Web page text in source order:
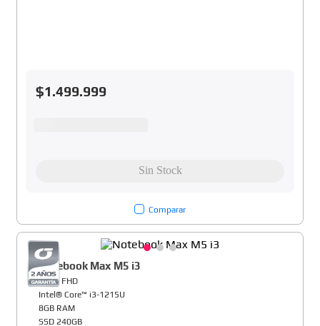
$1.499.999
Comparar
Notebook Max M5 i3
15,6" FHD
Intel® Core™ i3-1215U
8GB RAM
SSD 240GB